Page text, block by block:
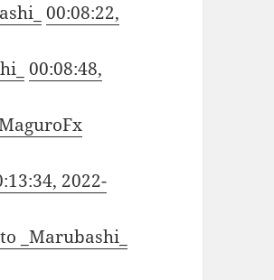
00:08:22,
00:08:48,
2022-
_Marubashi_